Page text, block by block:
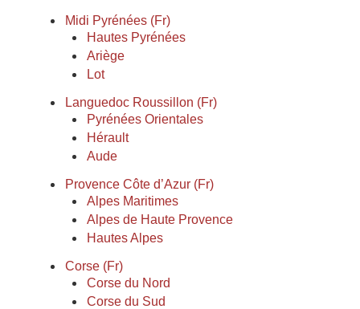
Midi Pyrénées (Fr)
Hautes Pyrénées
Ariège
Lot
Languedoc Roussillon (Fr)
Pyrénées Orientales
Hérault
Aude
Provence Côte d’Azur (Fr)
Alpes Maritimes
Alpes de Haute Provence
Hautes Alpes
Corse (Fr)
Corse du Nord
Corse du Sud